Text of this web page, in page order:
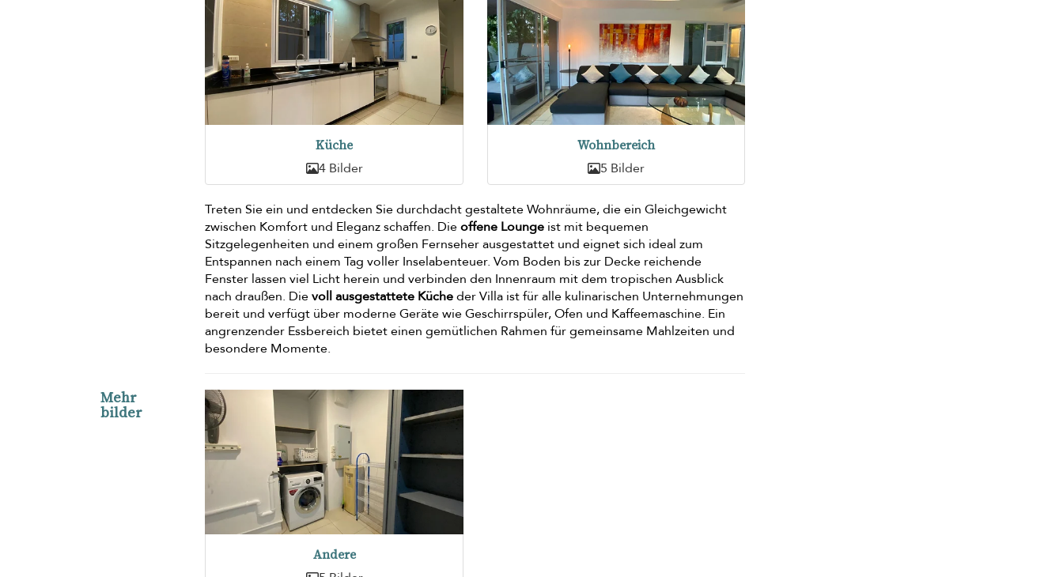
Küche
4 Bilder
Wohnbereich
5 Bilder
Treten Sie ein und entdecken Sie durchdacht gestaltete Wohnräume, die ein Gleichgewicht
zwischen Komfort und Eleganz schaffen. Dieoffene Lounge ist mit bequemen
Sitzgelegenheiten und einem großen Fernseher ausgestattet und eignet sich ideal zum
Entspannen nach einem Tag voller Inselabenteuer. Vom Boden bis zur Decke reichende
Fenster lassen viel Licht herein und verbinden den Innenraum mit dem tropischen Ausblick
nach draußen. Dievoll ausgestattete Kücheder Villa ist für alle kulinarischen Unternehmungen
bereit und verfügt über moderne Geräte wie Geschirrspüler, Ofen und Kaffeemaschine. Ein
angrenzender Essbereich bietet einen gemütlichen Rahmen für gemeinsame Mahlzeiten und
besondere Momente.
Mehr
bilder
Andere